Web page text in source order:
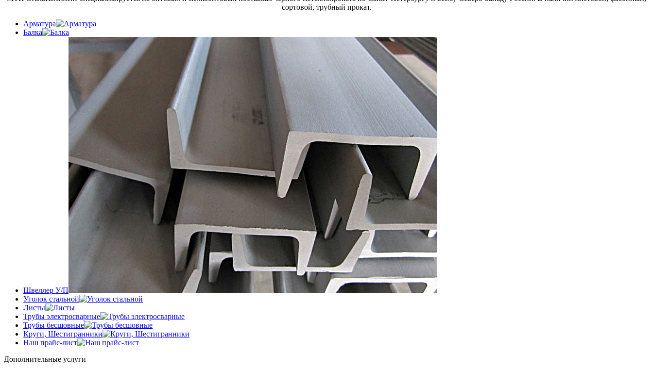
сортовой, трубный прокат.
Арматура
Балка
Швеллер У/П
Уголок стальной
Листы
Трубы электросварные
Трубы бесшовные
Круги, Шестигранники
Наш прайс-лист
Дополнительные услуги